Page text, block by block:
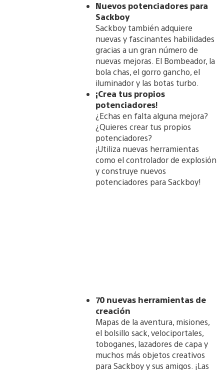
Nuevos potenciadores para
Sackboy
Sackboy también adquiere
nuevas y fascinantes habilidades
gracias a un gran número de
nuevas mejoras. El Bombeador, la
bola chas, el gorro gancho, el
iluminador y las botas turbo.
¡Crea tus propios
potenciadores!
¿Echas en falta alguna mejora?
¿Quieres crear tus propios
potenciadores?
¡Utiliza nuevas herramientas
como el controlador de explosión
y construye nuevos
potenciadores para Sackboy!
70 nuevas herramientas de
creación
Mapas de la aventura, misiones,
el bolsillo sack, velociportales,
toboganes, lazadores de capa y
muchos más objetos creativos
para Sackboy y sus amigos. ¡Las